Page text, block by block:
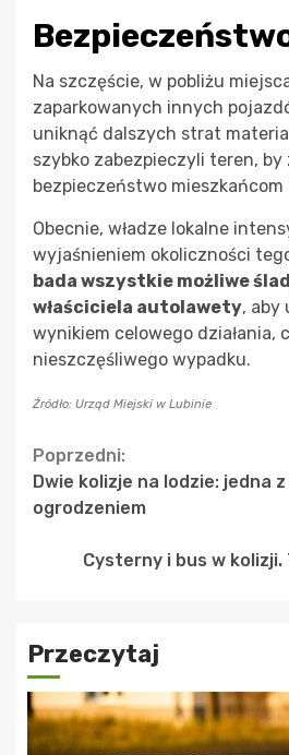
Na szczęście, w pobliżu
zaparkowanych innych
uniknąć dalszych strat
szybko zabezpieczyli teren,
bezpieczeństwo mieszkańcom
Obecnie, władze lokalne
wyjaśnieniem okoliczności
bada wszystkie możliwe
właściciela autolawety, aby
wynikiem celowego działania,
nieszczęśliwego wypadku.
Źródło: Urząd Miejski w Lubinie
Continue
Reading
Poprzedni:
Dwie kolizje na lodzie: jedna
ogrodzeniem
Cysterny i bus w
Przeczytaj